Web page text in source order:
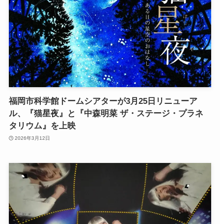
福岡市科学館ドームシアターが3月25日リニューア
ル、『猫星夜』と『中森明菜 ザ・ステージ・プラネ
タリウム』を上映
2026年3月12日